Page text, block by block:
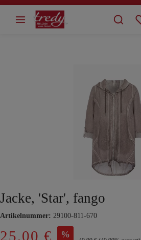
springen
Jacke, 'Star', fango
Artikelnummer: 29100-811-670
25,00 € %